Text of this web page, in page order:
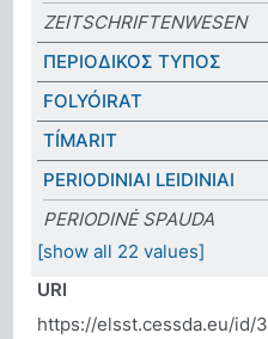
ZEITSCHRIFTENWESEN
ΠΕΡΙΟΔΙΚΟΣ ΤΥΠΟΣ
FOLYÓIRAT
TÍMARIT
PERIODINIAI LEIDINIAI
PERIODINĖ SPAUDA
[show all 22 values]
URI
https://elsst.cessda.eu/id/